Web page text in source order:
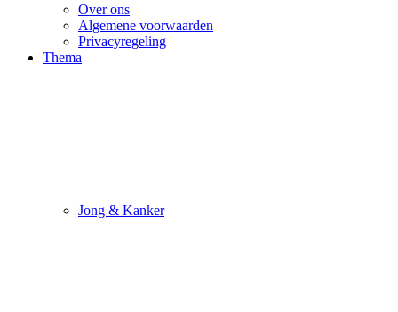
Over ons
Algemene voorwaarden
Privacyregeling
Thema
Jong & Kanker